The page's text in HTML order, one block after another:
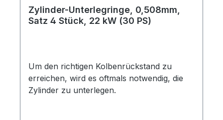
Zylinder-Unterlegringe, 0,508mm,
Satz 4 Stück, 22 kW (30 PS)
Um den richtigen Kolbenrückstand zu
erreichen, wird es oftmals notwendig, die
Zylinder zu unterlegen.